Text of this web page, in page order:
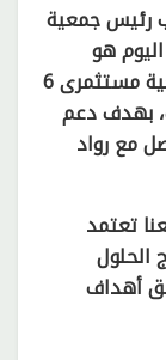
رئيس جمعية
هو
تجسيد لتعاون استراتيجي مثمر بين جمعية مستثمرى 6
بهدف دعم
مع رواد
تعتمد
أهداف